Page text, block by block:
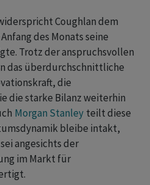
Coughlan dem
des Monats seine
Trotz der anspruchsvollen
das überdurchschnittliche
die
die starke Bilanz weiterhin
Morgan Stanley teilt diese
bleibe intakt,
angesichts der
im Markt für